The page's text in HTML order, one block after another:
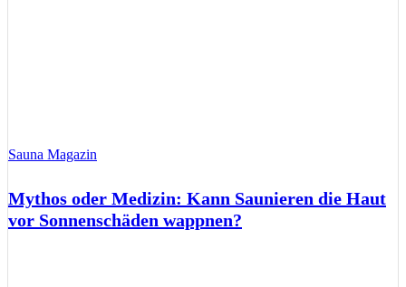
Sauna Magazin
Mythos oder Medizin: Kann Saunieren die Haut
vor Sonnenschäden wappnen?